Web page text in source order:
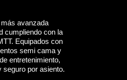
avanzada
cumpliendo con la
Equipados con
semi cama y
entretenimiento,
seguro por asiento.